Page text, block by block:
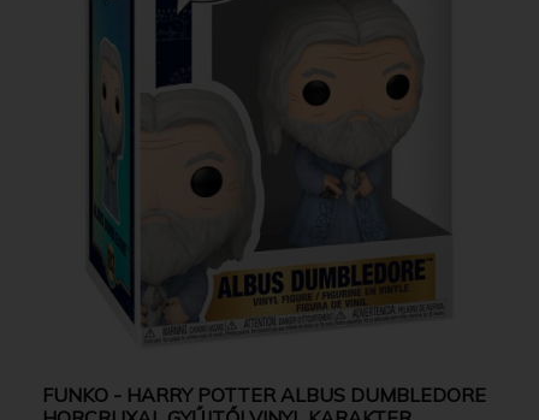
FUNKO - HARRY POTTER ALBUS DUMBLEDORE